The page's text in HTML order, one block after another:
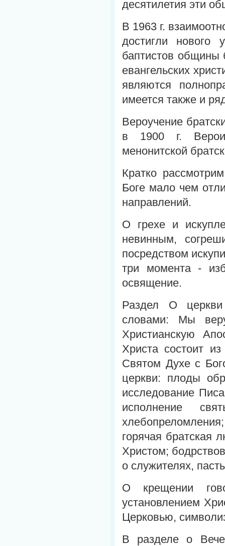
десятилетия эти
В 1963 г.
достигли нового
баптистов общины
евангельских
являются
имеется также и
Вероучение
в 1900 г.
менонитской
Кратко
Боге мало чем
направлений.
О грехе и
невинным,
посредством
три момента -
освящение.
Раздел О
словами: Мы
Христианскую
Христа состоит
Святом Духе с
церкви: плоды
исследование
исполнение
горячая братская
Христом;
о служителях,
О крещении
установлением
Церковью,
В разделе о